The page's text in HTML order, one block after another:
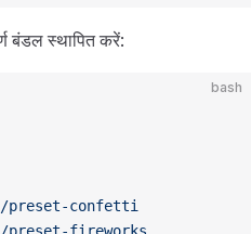
बंडल स्थापित करें:
bash
preset-confetti
preset-fireworks